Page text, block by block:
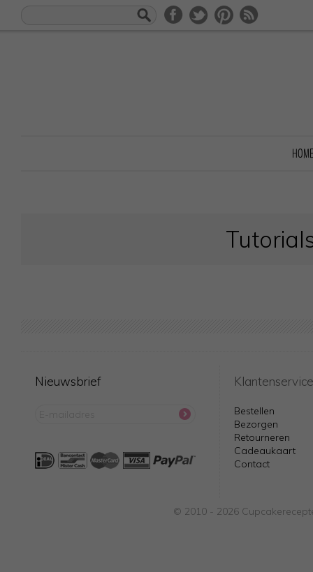
HOME
Nieuwsbrief Klantenservice
Bestellen
Bezorgen
Retourneren
Cadeaukaart
Contact
© 2010 - 2026